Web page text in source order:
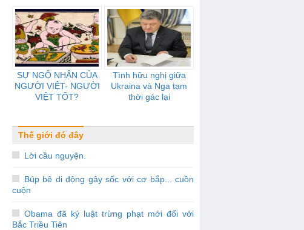
nào
SỰ NGỘ NHẬN CỦA
NGƯỜI VIỆT- NGƯỜI
VIỆT TỐT?
Tình hữu nghị giữa
Ukraina và Nga tạm
thời gác lại
Thế giới đó đây
Lời cầu nguyện.
Búp bê di động gây sốc với cơ bắp... cuồn
cuộn
Obama đã ký luật trừng phạt mới đối với
Bắc Triều Tiên